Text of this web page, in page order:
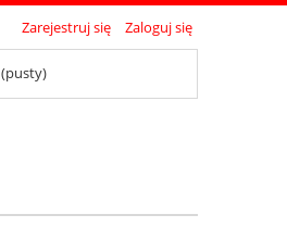
Zarejestruj się Zaloguj się
(pusty)